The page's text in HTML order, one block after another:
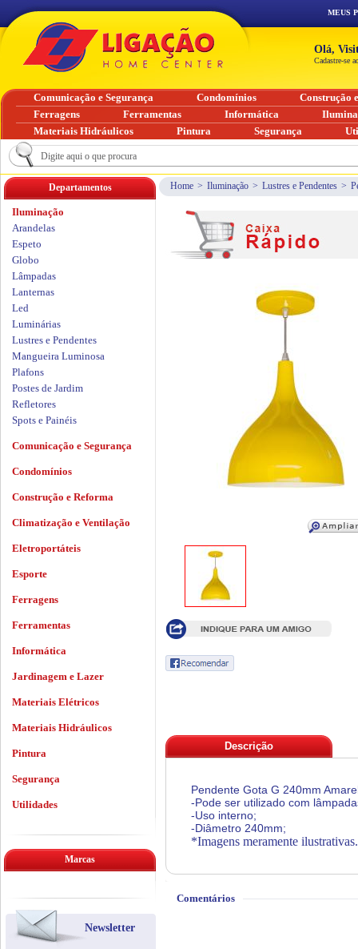
Home > Iluminação > Lustres e Pendentes >
Descrição
Pendente Gota G 240mm
-Pode ser utilizado com
-Uso interno;
-Diâmetro 240mm;
*Imagens meramente ilustrativas.
Comentários
Departamentos
Iluminação
Arandelas
Espeto
Globo
Lâmpadas
Lanternas
Led
Luminárias
Lustres e Pendentes
Mangueira Luminosa
Plafons
Postes de Jardim
Refletores
Spots e Painéis
Comunicação e Segurança
Condomínios
Construção e Reforma
Climatização e Ventilação
Eletroportáteis
Esporte
Ferragens
Ferramentas
Informática
Jardinagem e Lazer
Materiais Elétricos
Materiais Hidráulicos
Pintura
Segurança
Utilidades
Marcas
Newsletter
MEUS
Olá,
Cadastre-se
Comunicação e Segurança Condomínios
Construção
Ferragens
Ferramentas Informática
Materiais Hidráulicos
Pintura Segurança